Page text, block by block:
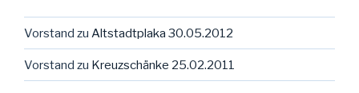
Vorstand zu Altstadtplaka 30.05.2012
Vorstand zu Kreuzschänke 25.02.2011